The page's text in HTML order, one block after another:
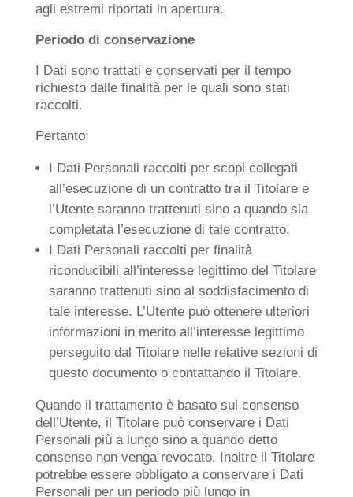
agli estremi riportati in apertura.
Periodo di conservazione
I Dati sono trattati e conservati per il tempo
richiesto dalle finalità per le quali sono stati
raccolti.
Pertanto:
I Dati Personali raccolti per scopi collegati
all’esecuzione di un contratto tra il Titolare e
l’Utente saranno trattenuti sino a quando sia
completata l’esecuzione di tale contratto.
I Dati Personali raccolti per finalità
riconducibili all’interesse legittimo del Titolare
saranno trattenuti sino al soddisfacimento di
tale interesse. L’Utente può ottenere ulteriori
informazioni in merito all’interesse legittimo
perseguito dal Titolare nelle relative sezioni di
questo documento o contattando il Titolare.
Quando il trattamento è basato sul consenso
dell’Utente, il Titolare può conservare i Dati
Personali più a lungo sino a quando detto
consenso non venga revocato. Inoltre il Titolare
potrebbe essere obbligato a conservare i Dati
Personali per un periodo più lungo in